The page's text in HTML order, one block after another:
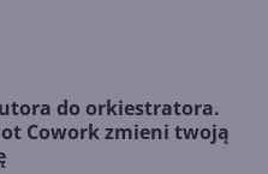
do orkiestratora.
Cowork zmieni twoją